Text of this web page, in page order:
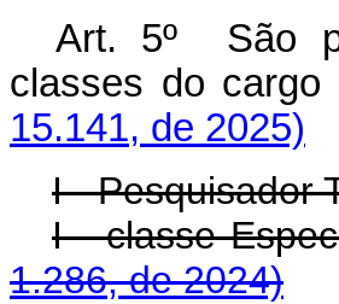
Art. 5º São
classes do cargo
15.141, de 2025)
I - Pesquisador
I - classe
1.286, de 2024)